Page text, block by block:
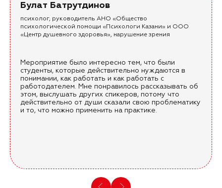
Булат Батрутдинов
психолог, руководитель АНО «Общество
психологической помощи «Психологи Казани» и ООО
«Центр душевного здоровья», нарушение зрения
Мероприятие было интересно тем, что были
студенты, которые действительно нуждаются в
понимании, как работать и как работать с
работодателем. Мне понравилось рассказывать об
этом, выслушать других спикеров, потому что
действительно от души сказали свою проблематику
и то, что можно применить на практике.